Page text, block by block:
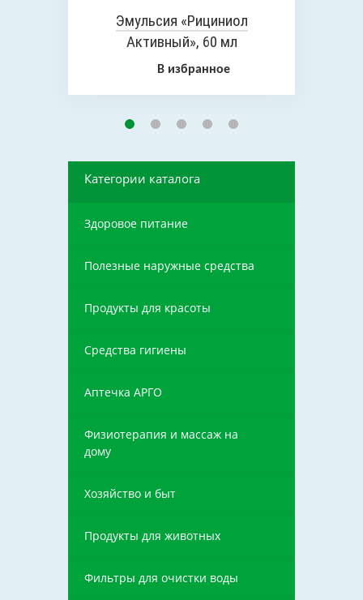
Эмульсия «Рициниол
Активный», 60 мл
В избранное
Категории каталога
Здоровое питание
Полезные наружные средства
Продукты для красоты
Средства гигиены
Аптечка АРГО
Физиотерапия и массаж на
дому
Хозяйство и быт
Продукты для животных
Фильтры для очистки воды